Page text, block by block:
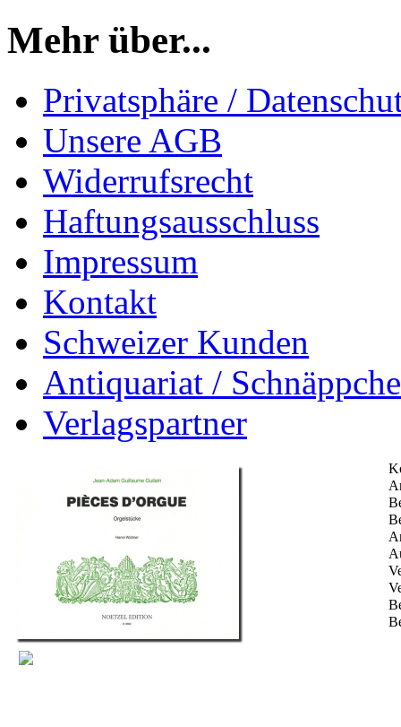
Mehr über...
Privatsphäre /
Unsere AGB
Widerrufsrecht
Haftungsausschluss
Impressum
Kontakt
Schweizer Kunden
Antiquariat /
Verlagspartner